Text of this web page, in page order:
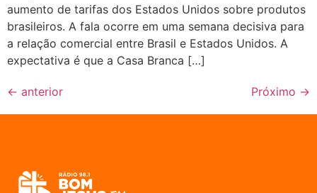
aumento de tarifas dos Estados Unidos sobre produtos
brasileiros. A fala ocorre em uma semana decisiva para
a relação comercial entre Brasil e Estados Unidos. A
expectativa é que a Casa Branca […]
← anterior Próximo →